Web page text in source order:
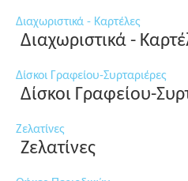
Διαχωριστικά - Καρτέλες
Διαχωριστικά -
Δίσκοι Γραφείου-Συρταριέρες
Δίσκοι Γραφείου-
Ζελατίνες
Ζελατίνες